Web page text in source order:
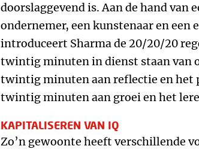
doorslaggevend is. Aan de hand van
ondernemer, een kunstenaar en
introduceert Sharma de 20/20/20
twintig minuten in dienst staan van
twintig minuten aan reflectie en het
twintig minuten aan groei en het
KAPITALISEREN VAN IQ
Zo’n gewoonte heeft verschillende